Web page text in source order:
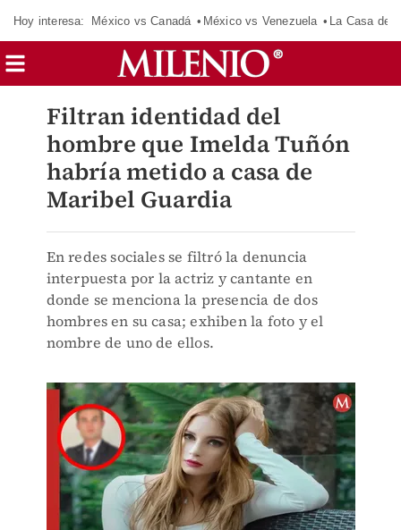
Hoy interesa: México vs Canadá México vs Venezuela La Casa de
Filtran identidad del
hombre que Imelda Tuñón
habría metido a casa de
Maribel Guardia
En redes sociales se filtró la denuncia
interpuesta por la actriz y cantante en
donde se menciona la presencia de dos
hombres en su casa; exhiben la foto y el
nombre de uno de ellos.